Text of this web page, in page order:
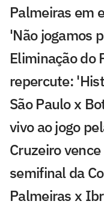
Palmeiras em
'Não jogamos
Eliminação do
repercute:
São Paulo x
vivo ao jogo
Cruzeiro
semifinal da
Palmeiras x